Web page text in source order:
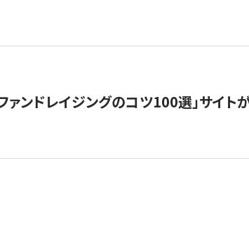
ァンドレイジングのコツ100選」サイト